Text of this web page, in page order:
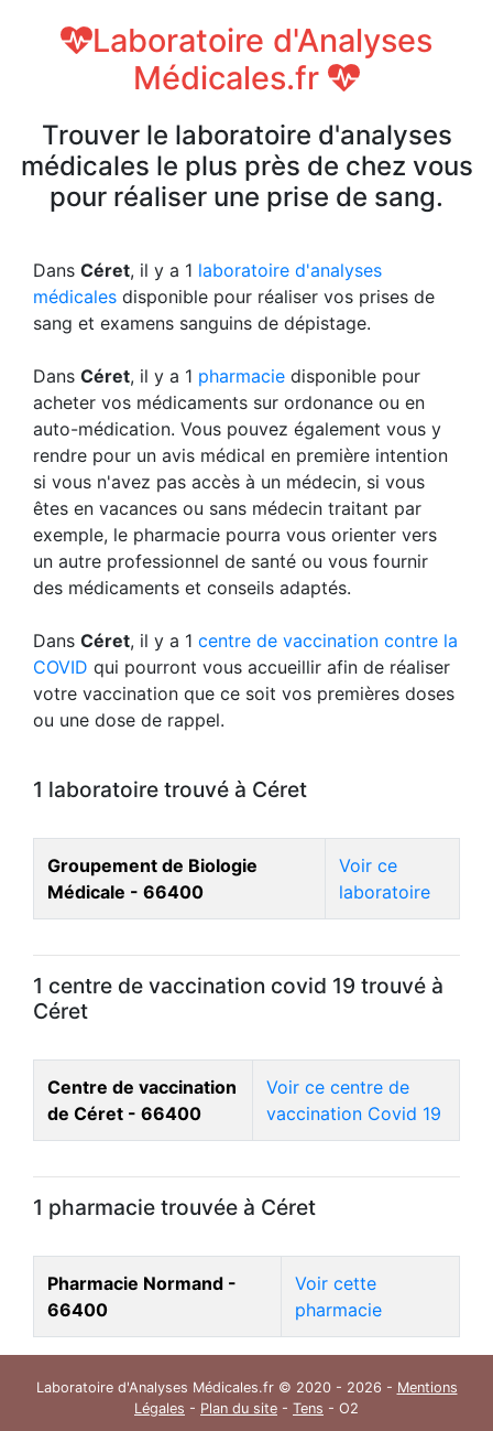
Laboratoire d'Analyses
Médicales.fr
Trouver le laboratoire d'analyses
médicales le plus près de chez vous
pour réaliser une prise de sang.
Dans Céret, il y a 1 laboratoire d'analyses
médicales disponible pour réaliser vos prises de
sang et examens sanguins de dépistage.
Dans Céret, il y a 1 pharmacie disponible pour
acheter vos médicaments sur ordonance ou en
auto-médication. Vous pouvez également vous y
rendre pour un avis médical en première intention
si vous n'avez pas accès à un médecin, si vous
êtes en vacances ou sans médecin traitant par
exemple, le pharmacie pourra vous orienter vers
un autre professionnel de santé ou vous fournir
des médicaments et conseils adaptés.
Dans Céret, il y a 1 centre de vaccination contre la
COVID qui pourront vous accueillir afin de réaliser
votre vaccination que ce soit vos premières doses
ou une dose de rappel.
1 laboratoire trouvé à Céret
Groupement de Biologie
Médicale - 66400
Voir ce
laboratoire
1 centre de vaccination covid 19 trouvé à
Céret
Centre de vaccination
de Céret - 66400
Voir ce centre de
vaccination Covid 19
1 pharmacie trouvée à Céret
Pharmacie Normand -
66400
Voir cette
pharmacie
Laboratoire d'Analyses Médicales.fr © 2020 - 2026 - Mentions
Légales - Plan du site - Tens - O2